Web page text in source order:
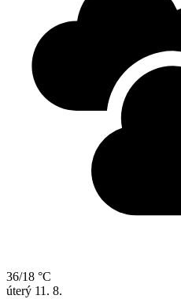
36/18 °C
úterý 11. 8.